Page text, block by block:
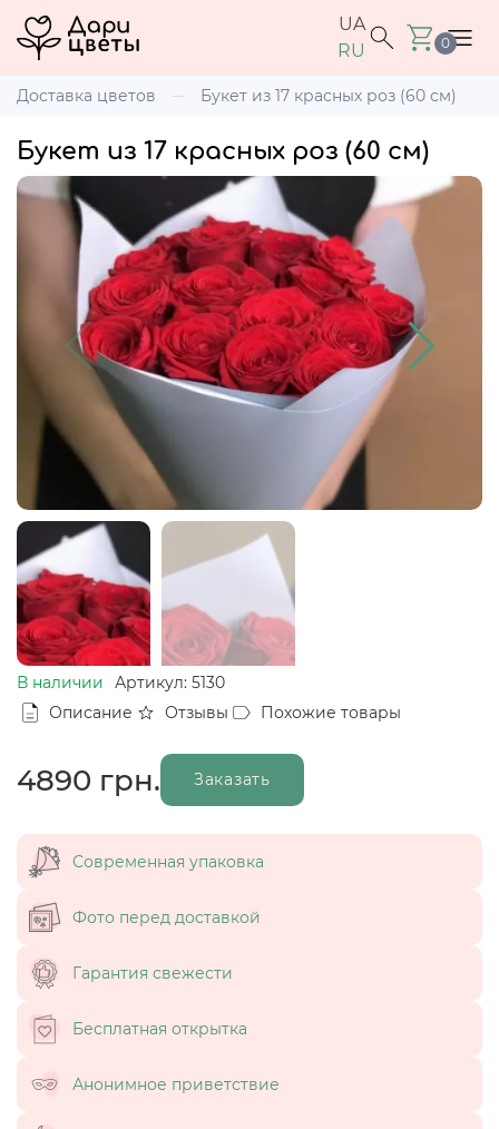
UA
RU
0
Доставка цветов Букет из 17 красных роз (60 см)
Букет из 17 красных роз (60 см)
В наличии
Артикул: 5130
Описание
Отзывы Похожие товары
4890 грн. Заказать
Современная упаковка
Фото перед доставкой
Гарантия свежести
Бесплатная открытка
Анонимное приветствие